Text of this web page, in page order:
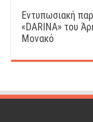
Εντυπωσιακή
«DARINA» του
Μονακό